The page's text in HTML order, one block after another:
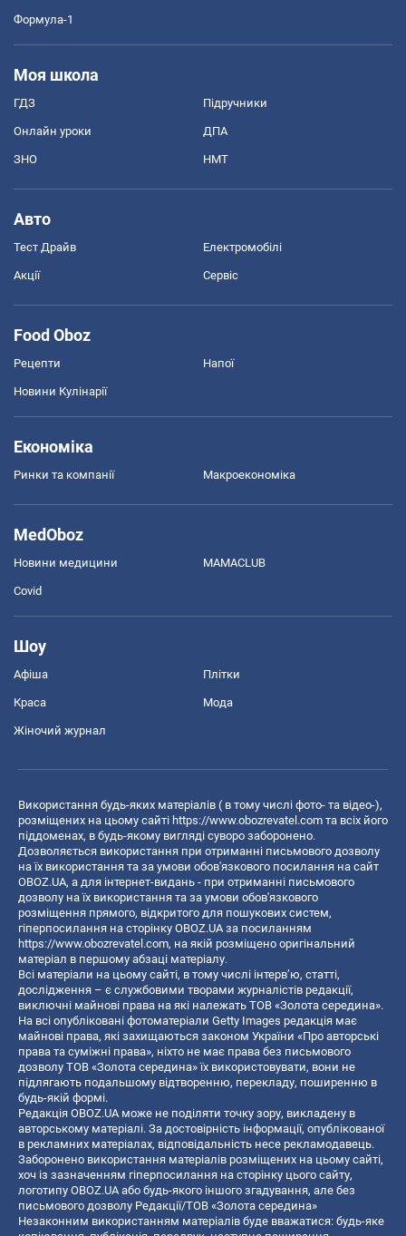
Формула-1
Моя школа
ГДЗ Підручники
Онлайн уроки ДПА
ЗНО НМТ
Авто
Тест Драйв Електромобілі
Акції Сервіс
Food Oboz
Рецепти Напої
Новини Кулінарії
Економіка
Ринки та компанії Макроекономіка
MedOboz
Новини медицини MAMACLUB
Covid
Шоу
Афіша Плітки
Краса Мода
Жіночий журнал
Використання будь-яких матеріалів ( в тому числі фото- та відео-),
розміщених на цьому сайті https://www.obozrevatel.com та всіх його
піддоменах, в будь-якому вигляді суворо заборонено.
Дозволяється використання при отриманні письмового дозволу
на їх використання та за умови обов'язкового посилання на сайт
OBOZ.UA, а для інтернет-видань - при отриманні письмового
дозволу на їх використання та за умови обов'язкового
розміщення прямого, відкритого для пошукових систем,
гіперпосилання на сторінку OBOZ.UA за посиланням
https://www.obozrevatel.com, на якій розміщено оригінальний
матеріал в першому абзаці матеріалу.
Всі матеріали на цьому сайті, в тому числі інтерв’ю, статті,
дослідження – є службовими творами журналістів редакції,
виключні майнові права на які належать ТОВ «Золота середина».
На всі опубліковані фотоматеріали Getty Images редакція має
майнові права, які захищаються законом України «Про авторські
права та суміжні права», ніхто не має права без письмового
дозволу ТОВ «Золота середина» їх використовувати, вони не
підлягають подальшому відтворенню, перекладу, поширенню в
будь-якій формі.
Редакція OBOZ.UA може не поділяти точку зору, викладену в
авторському матеріалі. За достовірність інформації, опублікованої
в рекламних матеріалах, відповідальність несе рекламодавець.
Заборонено використання матеріалів розміщених на цьому сайті,
хоч із зазначенням гіперпосилання на сторінку цього сайту,
логотипу OBOZ.UA або будь-якого іншого згадування, але без
письмового дозволу Редакції/ТОВ «Золота середина»
Незаконним використанням матеріалів буде вважатися: будь-яке